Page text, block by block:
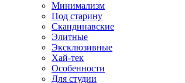
Минимализм
Под старину
Скандинавские
Элитные
Эксклюзивные
Хай-тек
Особенности
Для студии